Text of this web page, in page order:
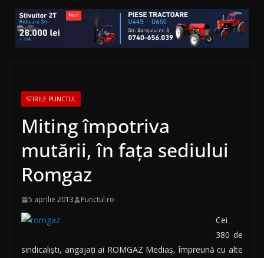
STIRILE PUNCTUL
Miting împotriva
mutării, în fața sediului
Romgaz
5 aprilie 2013 Punctul.ro
Cei
380 de
sindicalişti, angajaţi ai ROMGAZ Mediaş, împreună cu alte